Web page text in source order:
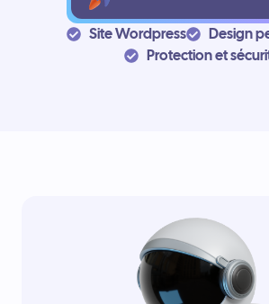
Site Wordpress
Design
Protection et